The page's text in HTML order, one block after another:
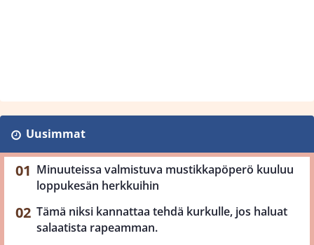
Uusimmat
Minuuteissa valmistuva mustikkapöperö kuuluu
loppukesän herkkuihin
Tämä niksi kannattaa tehdä kurkulle, jos haluat
salaatista rapeamman.